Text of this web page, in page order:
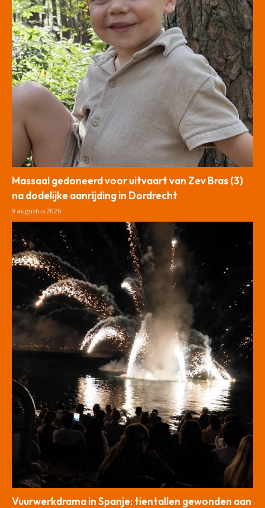
Massaal gedoneerd voor uitvaart van Zev Bras (3)
na dodelijke aanrijding in Dordrecht
9 augustus 2026
Vuurwerkdrama in Spanje: tientallen gewonden aan